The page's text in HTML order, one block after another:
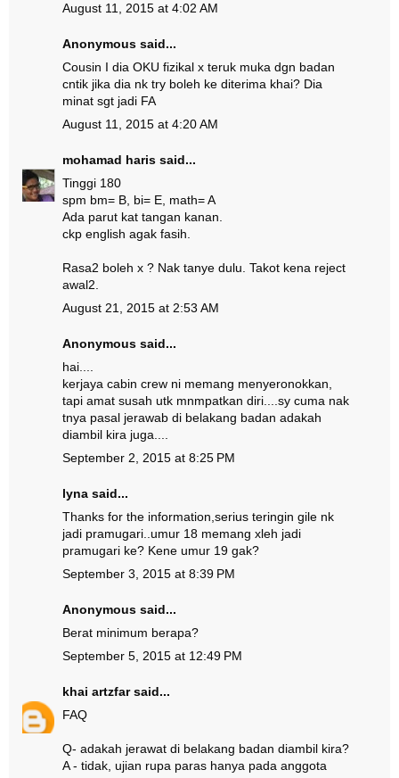
August 11, 2015 at 4:02 AM
Anonymous said...
Cousin I dia OKU fizikal x teruk muka dgn badan
cntik jika dia nk try boleh ke diterima khai? Dia
minat sgt jadi FA
August 11, 2015 at 4:20 AM
mohamad haris said...
Tinggi 180
spm bm= B, bi= E, math= A
Ada parut kat tangan kanan.
ckp english agak fasih.
Rasa2 boleh x ? Nak tanye dulu. Takot kena reject
awal2.
August 21, 2015 at 2:53 AM
Anonymous said...
hai....
kerjaya cabin crew ni memang menyeronokkan,
tapi amat susah utk mnmpatkan diri....sy cuma nak
tnya pasal jerawab di belakang badan adakah
diambil kira juga....
September 2, 2015 at 8:25 PM
lyna said...
Thanks for the information,serius teringin gile nk
jadi pramugari..umur 18 memang xleh jadi
pramugari ke? Kene umur 19 gak?
September 3, 2015 at 8:39 PM
Anonymous said...
Berat minimum berapa?
September 5, 2015 at 12:49 PM
khai artzfarsaid...
FAQ
Q- adakah jerawat di belakang badan diambil kira?
A - tidak, ujian rupa paras hanya pada anggota